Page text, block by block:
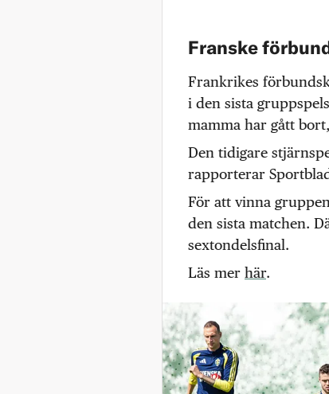
Franske
Frankrikes
i den sista
mamma har gått
Den tidigare
rapporterar
För att vinna
den sista matchen.
sextondelsfinal.
Läs mer här.